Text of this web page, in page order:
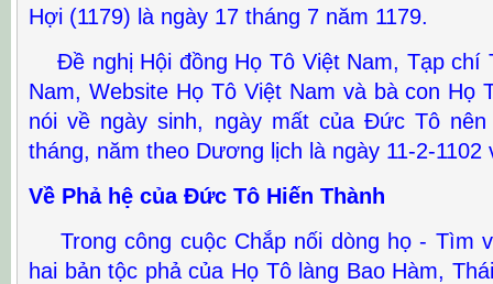
Hợi (1179) là ngày 17 tháng 7 năm 1179.
Đề nghị Hội đồng Họ Tô Việt Nam, Tạp chí
Nam, Website Họ Tô Việt Nam và bà con Họ
nói về ngày sinh, ngày mất của Đức Tô
tháng, năm theo Dương lịch là ngày 11-2-1102
Về Phả hệ của Đức Tô Hiến Thành
Trong công cuộc Chắp nối dòng họ - Tìm
hai bản tộc phả của Họ Tô làng Bao Hàm,